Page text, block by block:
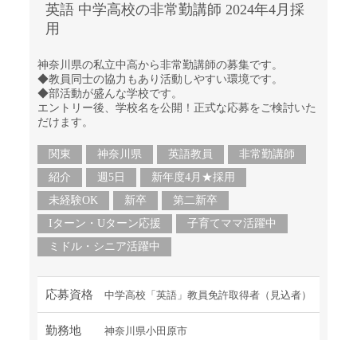
英語 中学高校の非常勤講師 2024年4月採
用
神奈川県の私立中高から非常勤講師の募集です。
◆教員同士の協力もあり活動しやすい環境です。
◆部活動が盛んな学校です。
エントリー後、学校名を公開！正式な応募をご検討いた
だけます。
関東 神奈川県 英語教員
非常勤講師
紹介
週5日
新年度4月★採用
未経験OK
新卒
第二新卒
Iターン・Uターン応援
子育てママ活躍中
ミドル・シニア活躍中
応募資格 中学高校「英語」教員免許取得者（見込者）
勤務地 神奈川県小田原市